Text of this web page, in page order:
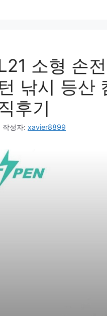
소형 손
낚시 등산
후기
작성자: xavier8899